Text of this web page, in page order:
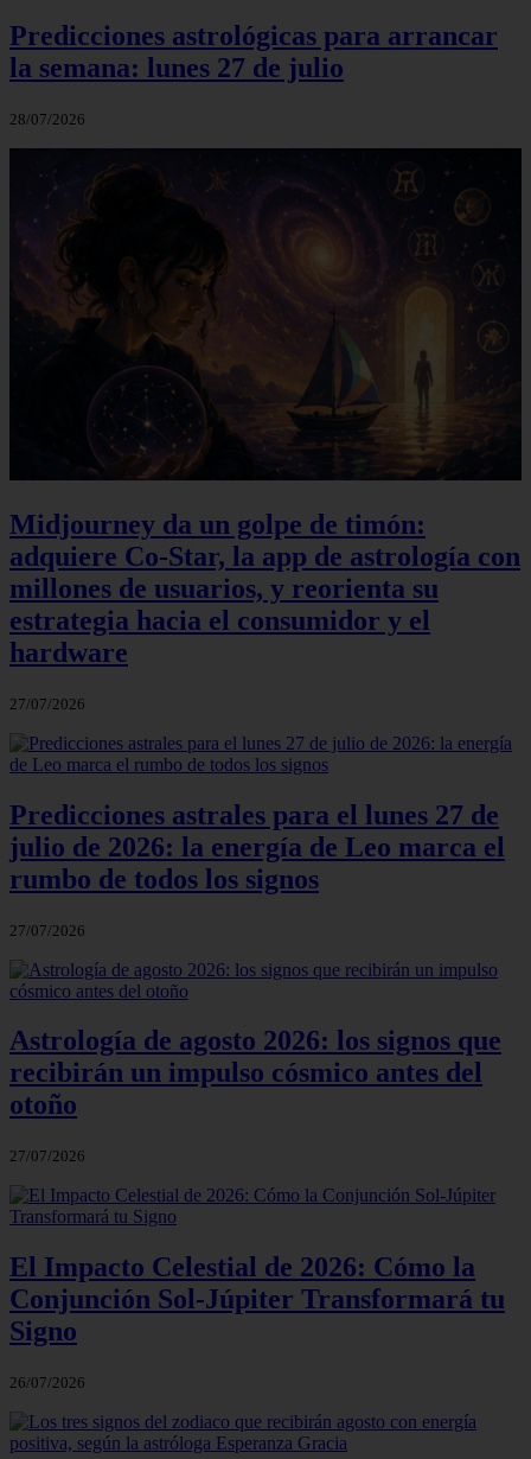
Predicciones astrológicas para arrancar
la semana: lunes 27 de julio
28/07/2026
Midjourney da un golpe de timón:
adquiere Co-Star, la app de astrología con
millones de usuarios, y reorienta su
estrategia hacia el consumidor y el
hardware
27/07/2026
Predicciones astrales para el lunes 27 de
julio de 2026: la energía de Leo marca el
rumbo de todos los signos
27/07/2026
Astrología de agosto 2026: los signos que
recibirán un impulso cósmico antes del
otoño
27/07/2026
El Impacto Celestial de 2026: Cómo la
Conjunción Sol-Júpiter Transformará tu
Signo
26/07/2026